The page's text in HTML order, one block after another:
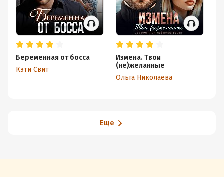
Беременная от босса
Кэти Свит
Измена. Твои
(не)желанные
Ольга Николаева
Еще